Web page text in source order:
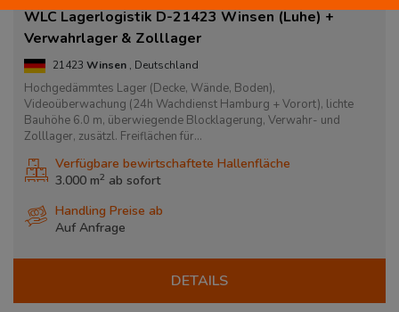
WLC Lagerlogistik D-21423 Winsen (Luhe) +
Verwahrlager & Zolllager
21423 Winsen , Deutschland
Hochgedämmtes Lager (Decke, Wände, Boden),
Videoüberwachung (24h Wachdienst Hamburg + Vorort), lichte
Bauhöhe 6.0 m, überwiegende Blocklagerung, Verwahr- und
Zolllager, zusätzl. Freiflächen für...
Verfügbare bewirtschaftete Hallenfläche
3.000 m2 ab sofort
Handling Preise ab
Auf Anfrage
DETAILS